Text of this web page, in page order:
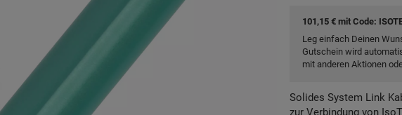
101,15 € mit Code:
Leg einfach Deinen
Gutschein wird
mit anderen Aktionen
Solides System Link
zur Verbindung von